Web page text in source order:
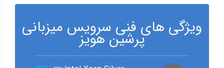
ویژگی های فنی سرویس میزبانی
پرشین هویز